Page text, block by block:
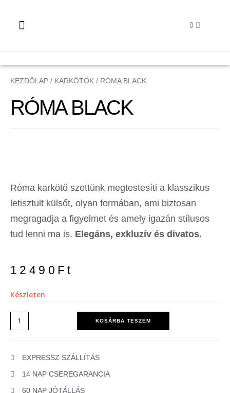
KEZDŐLAP / KARKÖTŐK / RÓMA BLACK
RÓMA BLACK
Róma karkötő szettünk megtestesíti a klasszikus
letisztult külsőt, olyan formában, ami biztosan
megragadja a figyelmet és amely igazán stílusos
tud lenni ma is. Elegáns, exkluzív és divatos.
12490 Ft
Készleten
KOSÁRBA TESZEM
EXPRESSZ SZÁLLÍTÁS
14 NAP CSEREGARANCIA
60 NAP JÓTÁLLÁS